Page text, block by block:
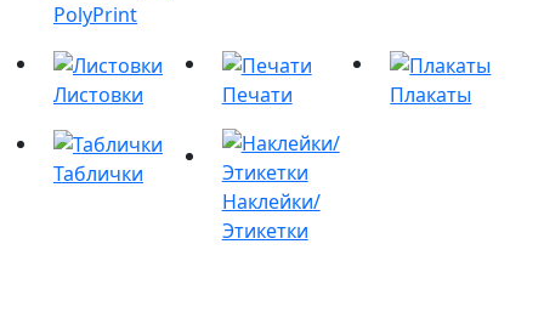
PolyPrint
Листовки Печати Плакаты
Таблички
Наклейки/
Этикетки